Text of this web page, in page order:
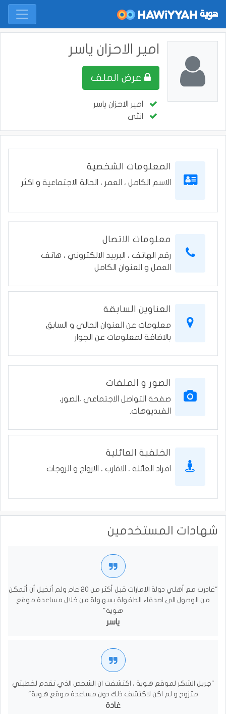
امير الاحزان ياسر
امير الاحزان ياسر
انثى
المعلومات الشخصية
الاسم الكامل ، العمر ، الحالة الاجتماعية و اكثر
معلومات الاتصال
رقم الهاتف ، البربيد الالكتروني ، هاتف
العمل و العنوان الكامل
العناوين السابقة
معلومات عن العنوان الحالي و السابق
بالاضافة لمعلومات عن الجوار
الصور و الملفات
صفحة التواصل الاجتماعي ،الصور،
الفيديوهات.
الخلفية العائلية
افراد العائلة ، الاقارب ، الازواج و الزوجات
شهادات المستخدمين
"غادرت مع أهلي دولة الامارات قبل أكثر من 20 عام ولم أتخيل أن أتمكن
من الوصول الى اصدقاء الطفولة بسهولة من خلال مساعدة موقع
هوية"
ياسر
"جزيل الشكر لموقع هوية ، اكتشفت ان الشخص الذي تقدم لخطبتي
متزوج و لم اكن لاكتشف ذلك دون مساعدة موقع هوية"
غادة